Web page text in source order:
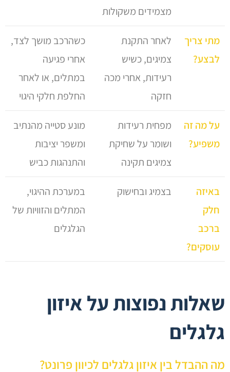
מצמידים משקולות
מתי צריך
לבצע?
לאחר התקנת
צמיגים, כשיש
רעידות, אחרי מכה
חזקה
כשהרכב מושך לצד,
אחרי פגיעה
במתלים, או לאחר
החלפת חלקי היגוי
על מה זה
משפיע?
מפחית רעידות
ושומר על שחיקת
צמיגים תקינה
מונע סטייה מהנתיב
ומשפר יציבות
והתנהגות כביש
באיזה
חלק
ברכב
עוסקים?
בצמיג ובחישוק
במערכת ההיגוי,
המתלים והזוויות של
הגלגלים
שאלות נפוצות על איזון
גלגלים
מה ההבדל בין איזון גלגלים לכיוון פרונט?